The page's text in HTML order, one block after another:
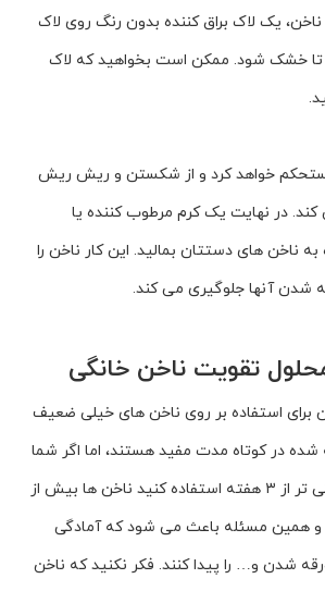
یک لاک براق کننده بدون رنگ روى لاک
تا خشک شود. ممکن است بخواهید که لاک
مستحکم خواهد کرد و از شکستن و ریش ریش
در نهایت یک کرم مرطوب کننده یا
ناخن هاى دستتان بمالید. این کار ناخن را
شدن آنها جلوگیرى مى کند.
تقویت ناخن خانگی
براى استفاده بر روى ناخن هاى خیلى ضعیف
شده در کوتاه مدت مفید هستند، اما اگر شما
از آنها براى مدت طولانى تر از ۳ هفته استفاده کنید ناخن ها بیش از
و همین مسئله باعث مى شود که آمادگى
شدن و… را پیدا کنند. فکر نکنید که ناخن